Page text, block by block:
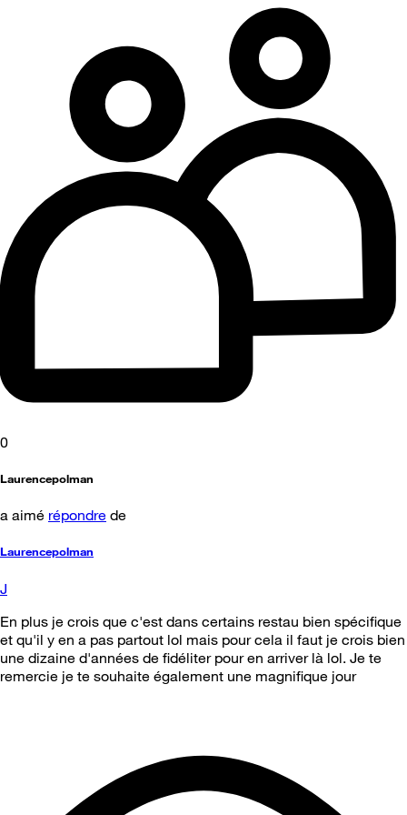
0
Laurencepolman
a aimé répondre de
Laurencepolman
J
En plus je crois que c'est dans certains restau bien spécifique
et qu'il y en a pas partout lol mais pour cela il faut je crois bien
une dizaine d'années de fidéliter pour en arriver là lol. Je te
remercie je te souhaite également une magnifique jour